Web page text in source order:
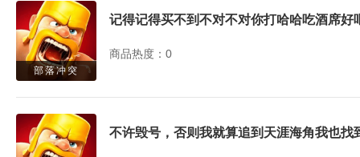
部落冲突
记得记得买不到不对不对你打哈哈吃酒席好
商品热度：0
不许毁号，否则我就算追到天涯海角我也找